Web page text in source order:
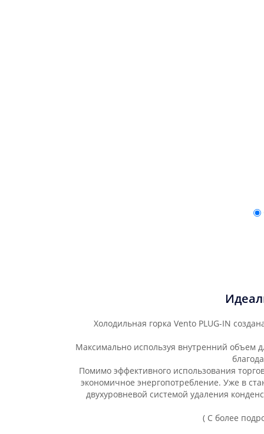
Холодильная горка Vento PLUG-IN
Максимально используя внутренний объем
Помимо эффективного использования
экономичное энергопотребление. Уже в
двухуровневой системой удаления
( С более